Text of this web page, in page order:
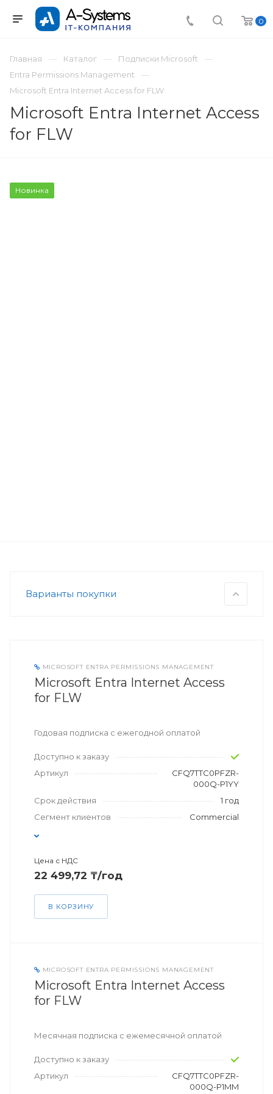
0
Главная Каталог
Подписки Microsoft
Entra Permissions Management
Microsoft Entra Internet Access for FLW
Microsoft Entra Internet Access
for FLW
Новинка
Варианты покупки
MICROSOFT ENTRA PERMISSIONS MANAGEMENT
Microsoft Entra Internet Access
for FLW
Годовая подписка с ежегодной оплатой
Доступно к заказу
Артикул
CFQ7TTC0PFZR-
000Q-P1YY
Срок действия
1 год
Сегмент клиентов
Commercial
Цена с НДС
22 499,72 ₸/год
В КОРЗИНУ
MICROSOFT ENTRA PERMISSIONS MANAGEMENT
Microsoft Entra Internet Access
for FLW
Месячная подписка с ежемесячной оплатой
Доступно к заказу
Артикул
CFQ7TTC0PFZR-
000Q-P1MM